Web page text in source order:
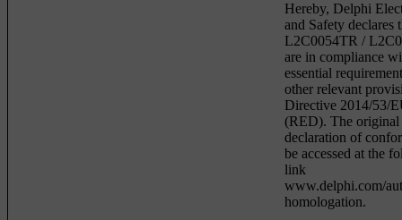
Hereby, Delphi
and Safety declares
L2C0054TR /
are in compliance
essential
other relevant
Directive 2014/53/
(RED). The original
declaration of
be accessed at the
link
www.delphi.com/
homologation.